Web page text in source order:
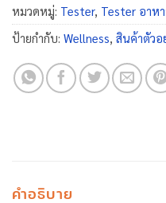
หมวดหมู่: Tester, Tester อาห
ป้ายกำกับ: Wellness, สินค้าตัวอ
คำอธิบาย